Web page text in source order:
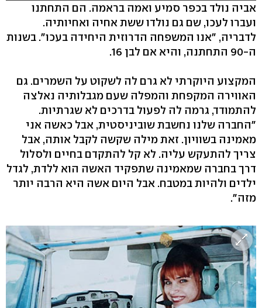
אביה נולד בכפר סמיע ואמה בראמה. הם התחתנו
ועברו לעכו, שם גם נולדו ששת אחיה ואחיותיה.
לדבריה, "אנו המשפחה הדרוזית היחידה בעכו". בשנות
ה-90 התחתנה, והיא אם לבן 16.
המקצוע היוקרתי לא גרם לה לשקוט על השמרים. גם
האווירה המקפחת והמפלה שעם מגבלותיה נאלצה
להתמודד, גרמה לה לפעול בדרכים לא שגרתיות.
"החברה שלנו נחשבת שוביניסטית, אבל כאשה אני
מאמינה בשוויון. זאת מילה שקשה לקבל אותה, אבל
צריך להתעקש עליה. לא קל להתקדם בחיים ולסלול
דרך בחברה שמאמינה שתפקיד האשה הוא ללדת, לגדל
ילדים ולהיות במטבח. אבל היום אשה היא הרבה יותר
מזה".